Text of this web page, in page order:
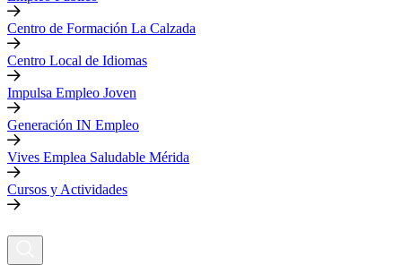
Centro de Formación La Calzada
Centro Local de Idiomas
Impulsa Empleo Joven
Generación IN Empleo
Vives Emplea Saludable Mérida
Cursos y Actividades